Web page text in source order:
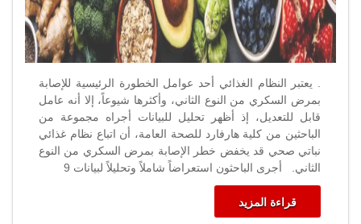
. يعتبر النظام الغذائي أحد عوامل الخطورة الرئيسية للإصابة
بمرض السكري من النوع الثاني، وأكثرها شيوعاً، إلا أنه عامل
قابل للتعديل، إذ أظهر تحليل للبيانات أجراه مجموعة من
الباحثين من كلية هارفارد للصحة العامة، أن اتباع نظام غذائي
نباتي صحي قد يخفض خطر الإصابة بمرض السكري من النوع
الثاني. أجرى الباحثون استعراضاً شاملاً وتحليلاً لبيانات 9
قراءة المزيد